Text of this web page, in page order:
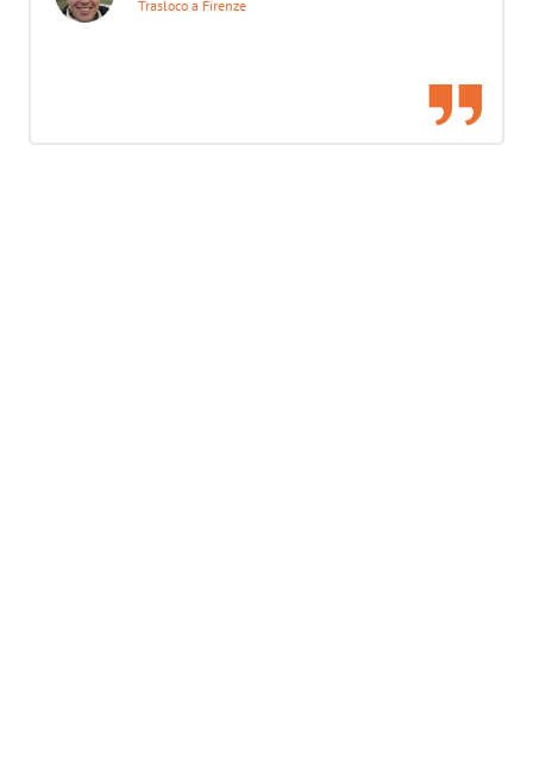
Trasloco a Firenze